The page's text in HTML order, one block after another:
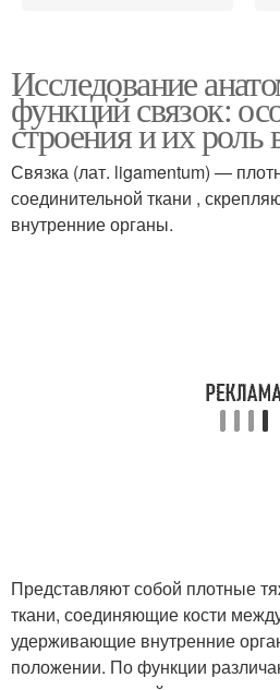
Исследование
функций связок:
строения и их роль
Связка (лат. ligamentum) —
соединительной ткани ,
внутренние органы.
Представляют собой плотные
ткани, соединяющие кости
удерживающие внутренние
положении. По функции